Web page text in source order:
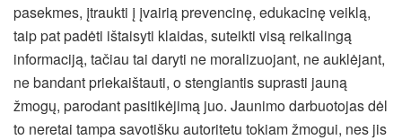
pasekmes, įtraukti į įvairią prevencinę, edukacinę veiklą,
taip pat padėti ištaisyti klaidas, suteikti visą reikalingą
informaciją, tačiau tai daryti ne moralizuojant, ne auklėjant,
ne bandant priekaištauti, o stengiantis suprasti jauną
žmogų, parodant pasitikėjimą juo. Jaunimo darbuotojas dėl
to neretai tampa savotišku autoritetu tokiam žmogui, nes jis